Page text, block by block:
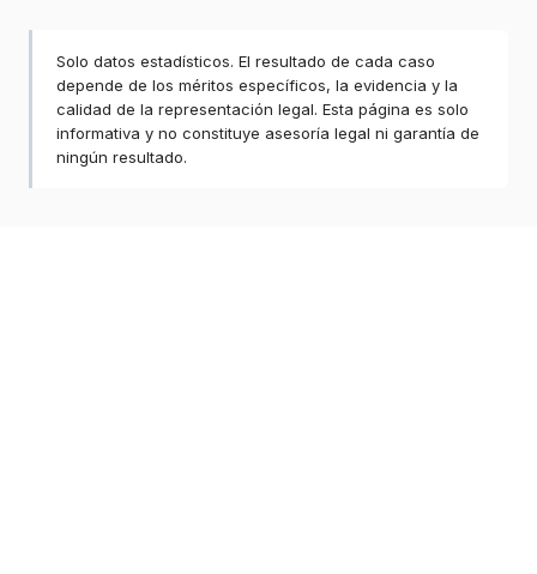
Solo datos estadísticos. El resultado de cada caso
depende de los méritos específicos, la evidencia y la
calidad de la representación legal. Esta página es solo
informativa y no constituye asesoría legal ni garantía de
ningún resultado.